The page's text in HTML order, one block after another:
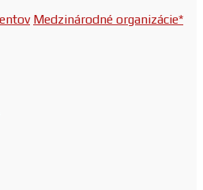
Medzinárodné organizácie*